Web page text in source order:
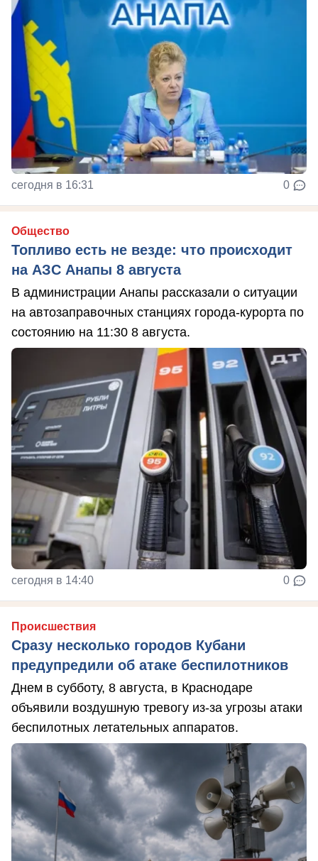
сегодня в 16:31 0
Общество
Топливо есть не везде: что происходит
на АЗС Анапы 8 августа
В администрации Анапы рассказали о ситуации
на автозаправочных станциях города-курорта по
состоянию на 11:30 8 августа.
сегодня в 14:40 0
Происшествия
Сразу несколько городов Кубани
предупредили об атаке беспилотников
Днем в субботу, 8 августа, в Краснодаре
объявили воздушную тревогу из-за угрозы атаки
беспилотных летательных аппаратов.